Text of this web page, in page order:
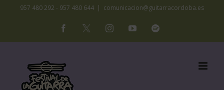
contenido
957 480 292 - 957 480 644 | comunicacion@guitarracordoba.es
Facebook
X InstagramYouTubeSpotify